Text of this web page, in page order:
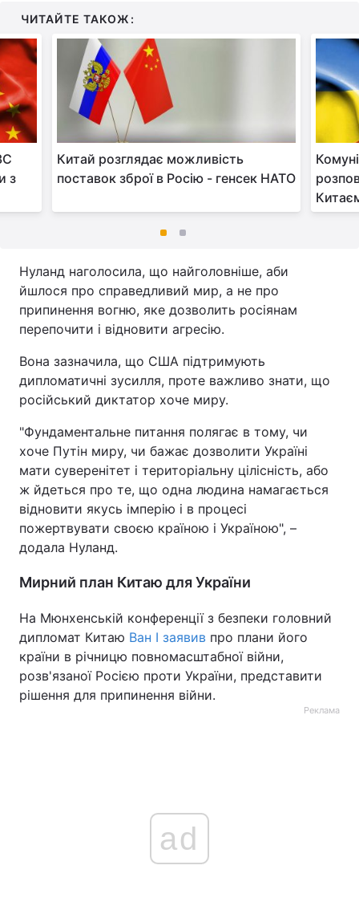
ЧИТАЙТЕ ТАКОЖ:
з
Китай розглядає можливість
поставок зброї в Росію - генсек НАТО
Нуланд наголосила, що найголовніше, аби
йшлося про справедливий мир, а не про
припинення вогню, яке дозволить росіянам
перепочити і відновити агресію.
Вона зазначила, що США підтримують
дипломатичні зусилля, проте важливо знати, що
російський диктатор хоче миру.
"Фундаментальне питання полягає в тому, чи
хоче Путін миру, чи бажає дозволити Україні
мати суверенітет і територіальну цілісність, або
ж йдеться про те, що одна людина намагається
відновити якусь імперію і в процесі
пожертвувати своєю країною і Україною", –
додала Нуланд.
Мирний план Китаю для України
На Мюнхенській конференції з безпеки головний
дипломат Китаю Ван І заявив про плани його
країни в річницю повномасштабної війни,
розв'язаної Росією проти України, представити
рішення для припинення війни.
Реклама
ad